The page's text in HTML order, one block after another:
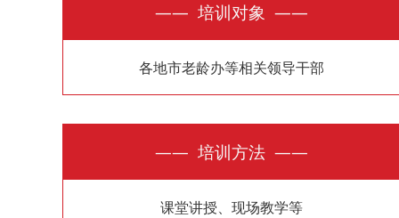
—— 培训对象 ——
各地市老龄办等相关领导干部
—— 培训方法 ——
课堂讲授、现场教学等